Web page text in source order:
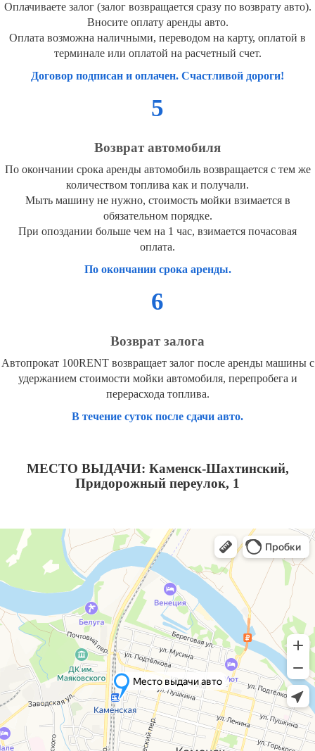
Оплачиваете залог (залог возвращается сразу по возврату авто).
Вносите оплату аренды авто.
Оплата возможна наличными, переводом на карту, оплатой в
терминале или оплатой на расчетный счет.
Договор подписан и оплачен. Счастливой дороги!
5
Возврат автомобиля
По окончании срока аренды автомобиль возвращается с тем же
количеством топлива как и получали.
Мыть машину не нужно, стоимость мойки взимается в
обязательном порядке.
При опоздании больше чем на 1 час, взимается почасовая
оплата.
По окончании срока аренды.
6
Возврат залога
Автопрокат 100RENT возвращает залог после аренды машины с
удержанием стоимости мойки автомобиля, перепробега и
перерасхода топлива.
В течение суток после сдачи авто.
МЕСТО ВЫДАЧИ: Каменск-Шахтинский,
Придорожный переулок, 1